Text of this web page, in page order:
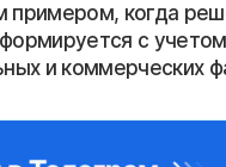
примером, когда
с
и коммерческих